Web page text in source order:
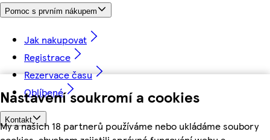
Nastavení soukromí a cookies
My a našich 18 partnerů používáme nebo ukládáme soubory
Pomoc s prvním nákupem
Jak nakupovat
Registrace
Rezervace času
Oblíbené
Kontakt